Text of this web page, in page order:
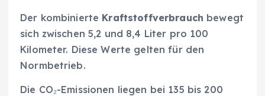
Der kombinierte Kraftstoffverbrauch bewegt
sich zwischen 5,2 und 8,4 Liter pro 100
Kilometer. Diese Werte gelten für den
Normbetrieb.
Die CO₂-Emissionen liegen bei 135 bis 200